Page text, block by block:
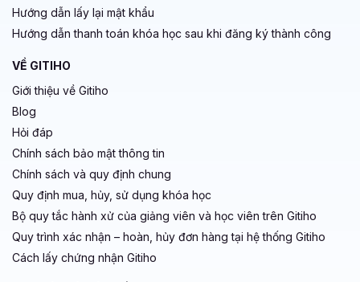
Hướng dẫn lấy lại mật khẩu
Hướng dẫn thanh toán khóa học sau khi đăng ký thành công
VỀ GITIHO
Giới thiệu về Gitiho
Blog
Hỏi đáp
Chính sách bảo mật thông tin
Chính sách và quy định chung
Quy định mua, hủy, sử dụng khóa học
Bộ quy tắc hành xử của giảng viên và học viên trên Gitiho
Quy trình xác nhận – hoàn, hủy đơn hàng tại hệ thống Gitiho
Cách lấy chứng nhận Gitiho